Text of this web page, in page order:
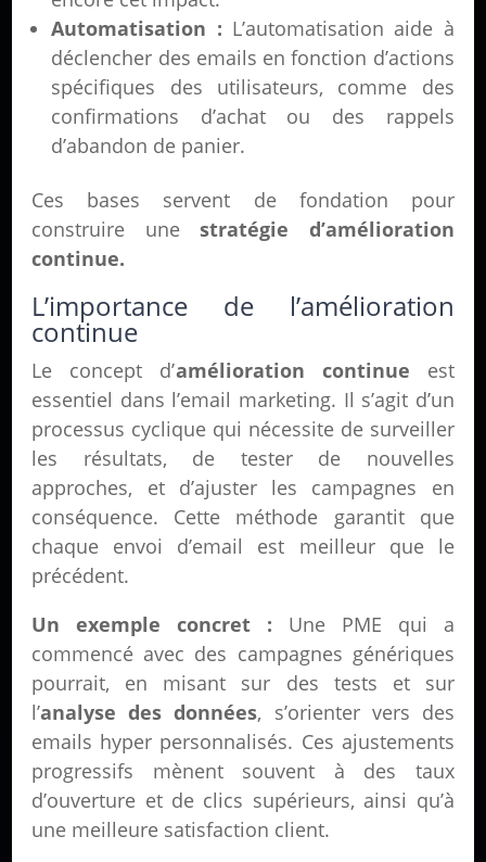
Automatisation : L’automatisation aide à
déclencher des emails en fonction d’actions
spécifiques des utilisateurs, comme des
confirmations d’achat ou des rappels
d’abandon de panier.
Ces bases servent de fondation pour
construire unestratégie d’amélioration
continue.
L’importance de l’amélioration
continue
Le concept d’amélioration continue est
essentiel dans l’email marketing. Il s’agit d’un
processus cyclique qui nécessite de surveiller
les résultats, de tester de nouvelles
approches, et d’ajuster les campagnes en
conséquence. Cette méthode garantit que
chaque envoi d’email est meilleur que le
précédent.
Un exemple concret : Une PME qui a
commencé avec des campagnes génériques
pourrait, en misant sur des tests et sur
l’analyse des données, s’orienter vers des
emails hyper personnalisés. Ces ajustements
progressifs mènent souvent à des taux
d’ouverture et de clics supérieurs, ainsi qu’à
une meilleure satisfaction client.